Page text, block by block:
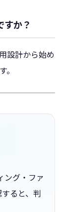
か？
設計から始め
ング・ファ
ると、判